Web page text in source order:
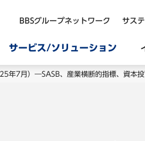
BBSグループネットワーク サス
サービス/ソリューション
年7月）―SASB、産業横断的指標、資本